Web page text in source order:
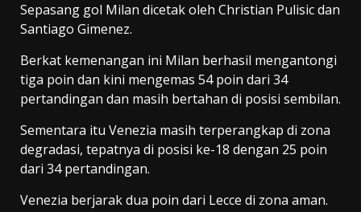
Sepasang gol Milan dicetak oleh Christian Pulisic dan
Santiago Gimenez.
Berkat kemenangan ini Milan berhasil mengantongi
tiga poin dan kini mengemas 54 poin dari 34
pertandingan dan masih bertahan di posisi sembilan.
Sementara itu Venezia masih terperangkap di zona
degradasi, tepatnya di posisi ke-18 dengan 25 poin
dari 34 pertandingan.
Venezia berjarak dua poin dari Lecce di zona aman.